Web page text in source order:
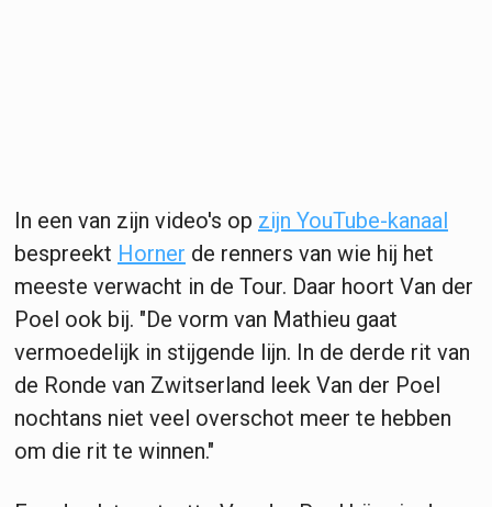
In een van zijn video's op zijn YouTube-kanaal
bespreekt Horner de renners van wie hij het
meeste verwacht in de Tour. Daar hoort Van der
Poel ook bij. "De vorm van Mathieu gaat
vermoedelijk in stijgende lijn. In de derde rit van
de Ronde van Zwitserland leek Van der Poel
nochtans niet veel overschot meer te hebben
om die rit te winnen."